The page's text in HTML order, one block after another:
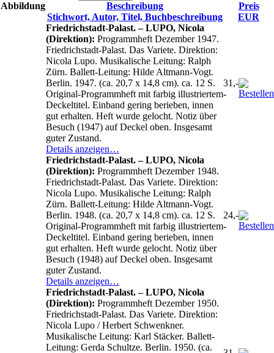
Abbildung
Beschreibung
Stichwort, Autor, Titel, Buchbeschreibung
Preis
EUR
Friedrichstadt-Palast. – LUPO, Nicola
(Direktion): Programmheft Dezember 1947.
Friedrichstadt-Palast. Das Variete. Direktion:
Nicola Lupo. Musikalische Leitung: Ralph
Zürn. Ballett-Leitung: Hilde Altmann-Vogt.
Berlin. 1947. (ca. 20,7 x 14,8 cm). ca. 12 S.
Original-Programmheft mit farbig illustriertem
Deckeltitel. Einband gering berieben, innen
gut erhalten. Heft wurde gelocht. Notiz über
Besuch (1947) auf Deckel oben. Insgesamt
guter Zustand.
Details anzeigen…
31,-
-
Friedrichstadt-Palast. – LUPO, Nicola
(Direktion): Programmheft Dezember 1948.
Friedrichstadt-Palast. Das Variete. Direktion:
Nicola Lupo. Musikalische Leitung: Ralph
Zürn. Ballett-Leitung: Hilde Altmann-Vogt.
Berlin. 1948. (ca. 20,7 x 14,8 cm). ca. 12 S.
Original-Programmheft mit farbig illustriertem
Deckeltitel. Einband gering berieben, innen
gut erhalten. Heft wurde gelocht. Notiz über
Besuch (1948) auf Deckel oben. Insgesamt
guter Zustand.
Details anzeigen…
24,-
-
Friedrichstadt-Palast. – LUPO, Nicola
(Direktion): Programmheft Dezember 1950.
Friedrichstadt-Palast. Das Variete. Direktion:
Nicola Lupo / Herbert Schwenkner.
Musikalische Leitung: Karl Stäcker. Ballett-
Leitung: Gerda Schultze. Berlin. 1950. (ca.